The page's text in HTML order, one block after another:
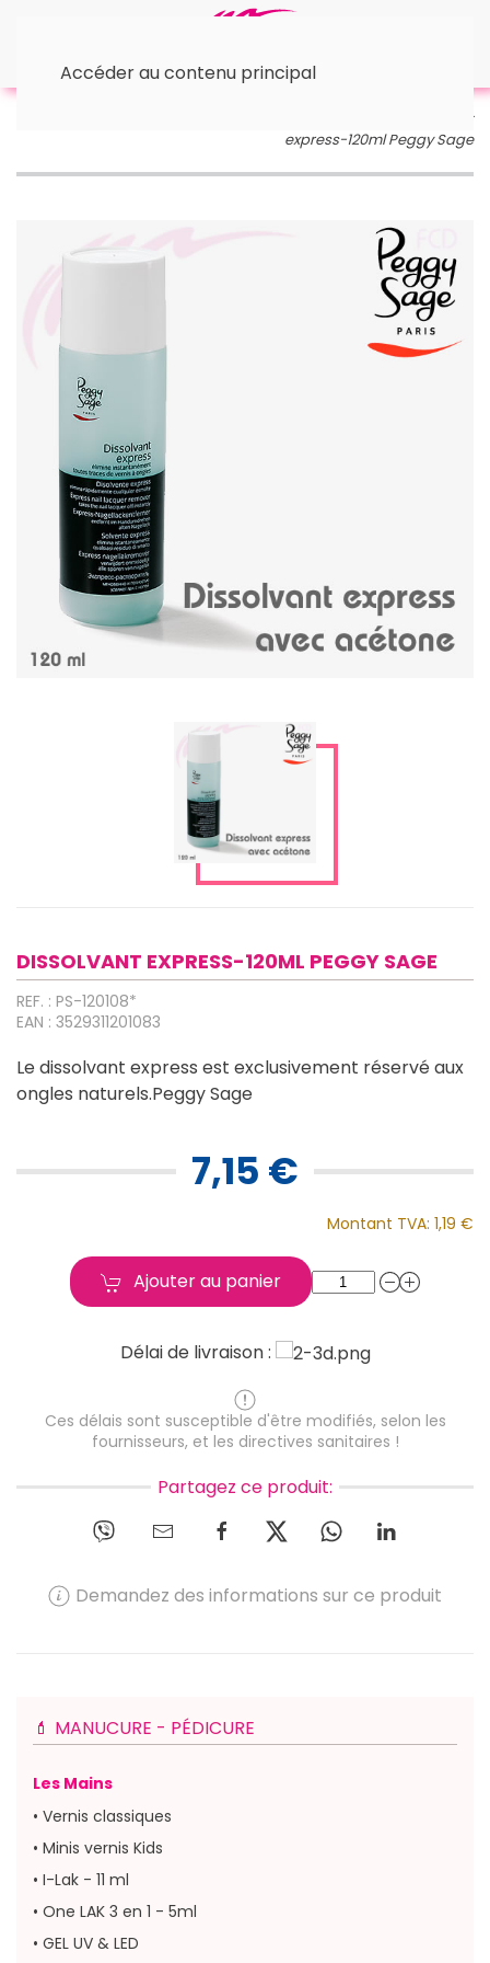
Accéder au contenu principal
express-120ml Peggy Sage
DISSOLVANT EXPRESS-120ML PEGGY SAGE
REF. : PS-120108*
EAN : 3529311201083
Le dissolvant express est exclusivement réservé aux
ongles naturels.Peggy Sage
7,15 €
Montant TVA: 1,19 €
Ajouter au panier
Délai de livraison :
Ces délais sont susceptible d'être modifiés, selon les
fournisseurs, et les directives sanitaires !
Partagez ce produit:
Demandez des informations sur ce produit
💄 MANUCURE - PÉDICURE
Les Mains
• Vernis classiques
• Minis vernis Kids
• I-Lak - 11 ml
• One LAK 3 en 1 - 5ml
• GEL UV & LED